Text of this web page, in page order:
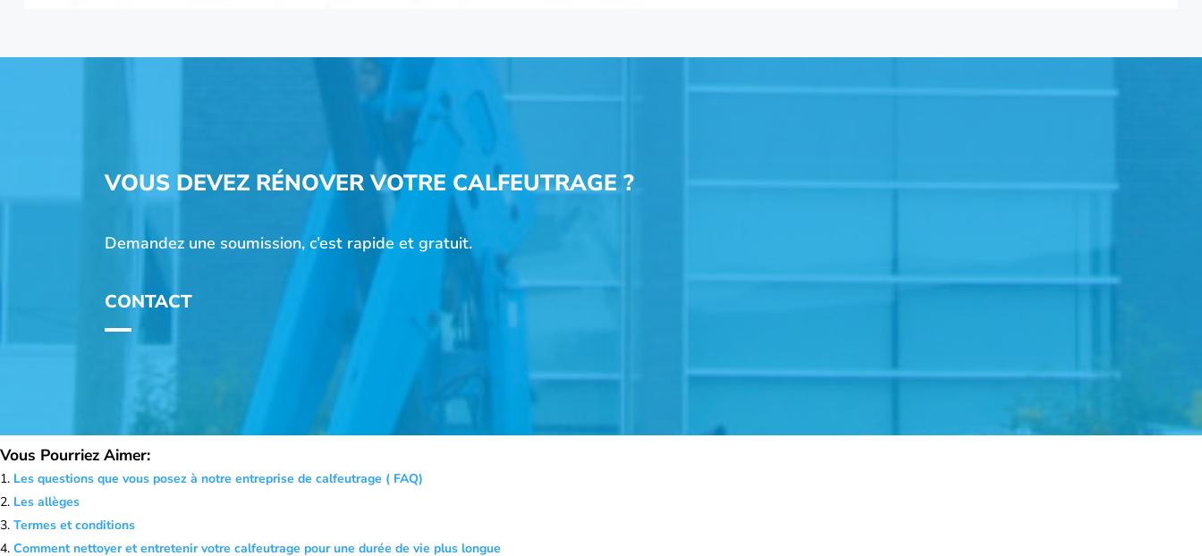
VOUS DEVEZ RÉNOVER VOTRE CALFEUTRAGE ?
Demandez une soumission, c’est rapide et gratuit.
CONTACT
Vous Pourriez Aimer:
Les questions que vous posez à notre entreprise de calfeutrage ( FAQ)
Les allèges
Termes et conditions
Comment nettoyer et entretenir votre calfeutrage pour une durée de vie plus longue